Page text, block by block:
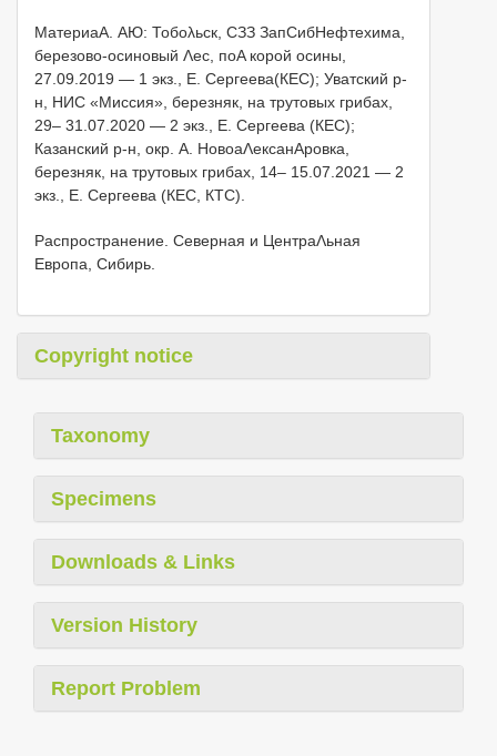
МатериаA. АЮ: Тобоλьск, СЗЗ ЗапСибНефтехима,
березово-осиновый Λес, поΑ корой осины,
27.09.2019 — 1 экз., Е. Сергеева(КЕС); Уватский р-
н, НИС «Миссия», березняк, на трутовых грибах,
29– 31.07.2020 — 2 экз., Е. Сергеева (КЕС);
Казанский р-н, окр. Α. НовоаΛексанΑровка,
березняк, на трутовых грибах, 14– 15.07.2021 — 2
экз., Е. Сергеева (КЕС, КТС).
Распространение. Северная и ЦентраΛьная
Европа, Сибирь.
Copyright notice
Taxonomy
Specimens
Downloads & Links
Version History
Report Problem